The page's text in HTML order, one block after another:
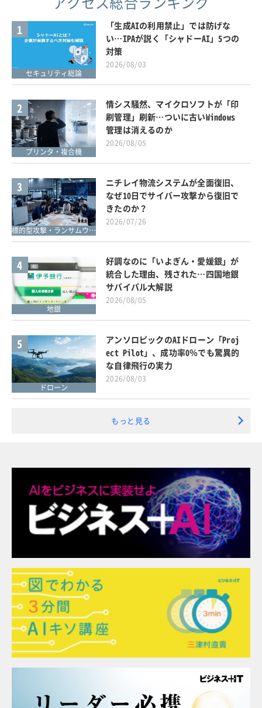
1
セキュリティ総論
「生成AIの利用禁止」では防げな
い…IPAが説く「シャドーAI」5つの
対策
2026/08/03
2
プリンタ・複合機
情シス騒然、マイクロソフトが「印
刷管理」刷新…ついに古いWindows
管理は消えるのか
2026/08/05
3
標的型攻撃・ランサムウェア対策
ニチレイ物流システムが全面復旧、
なぜ10日でサイバー攻撃から復旧で
きたのか？
2026/07/26
4
地銀
好調なのに「いよぎん・愛媛銀」が
統合した理由、残された…四国地銀
サバイバル大解説
2026/08/05
5
ドローン
アンソロピックのAIドローン「Proj
ect Pilot」、成功率0％でも驚異的
な自律飛行の実力
2026/08/03
もっと見る